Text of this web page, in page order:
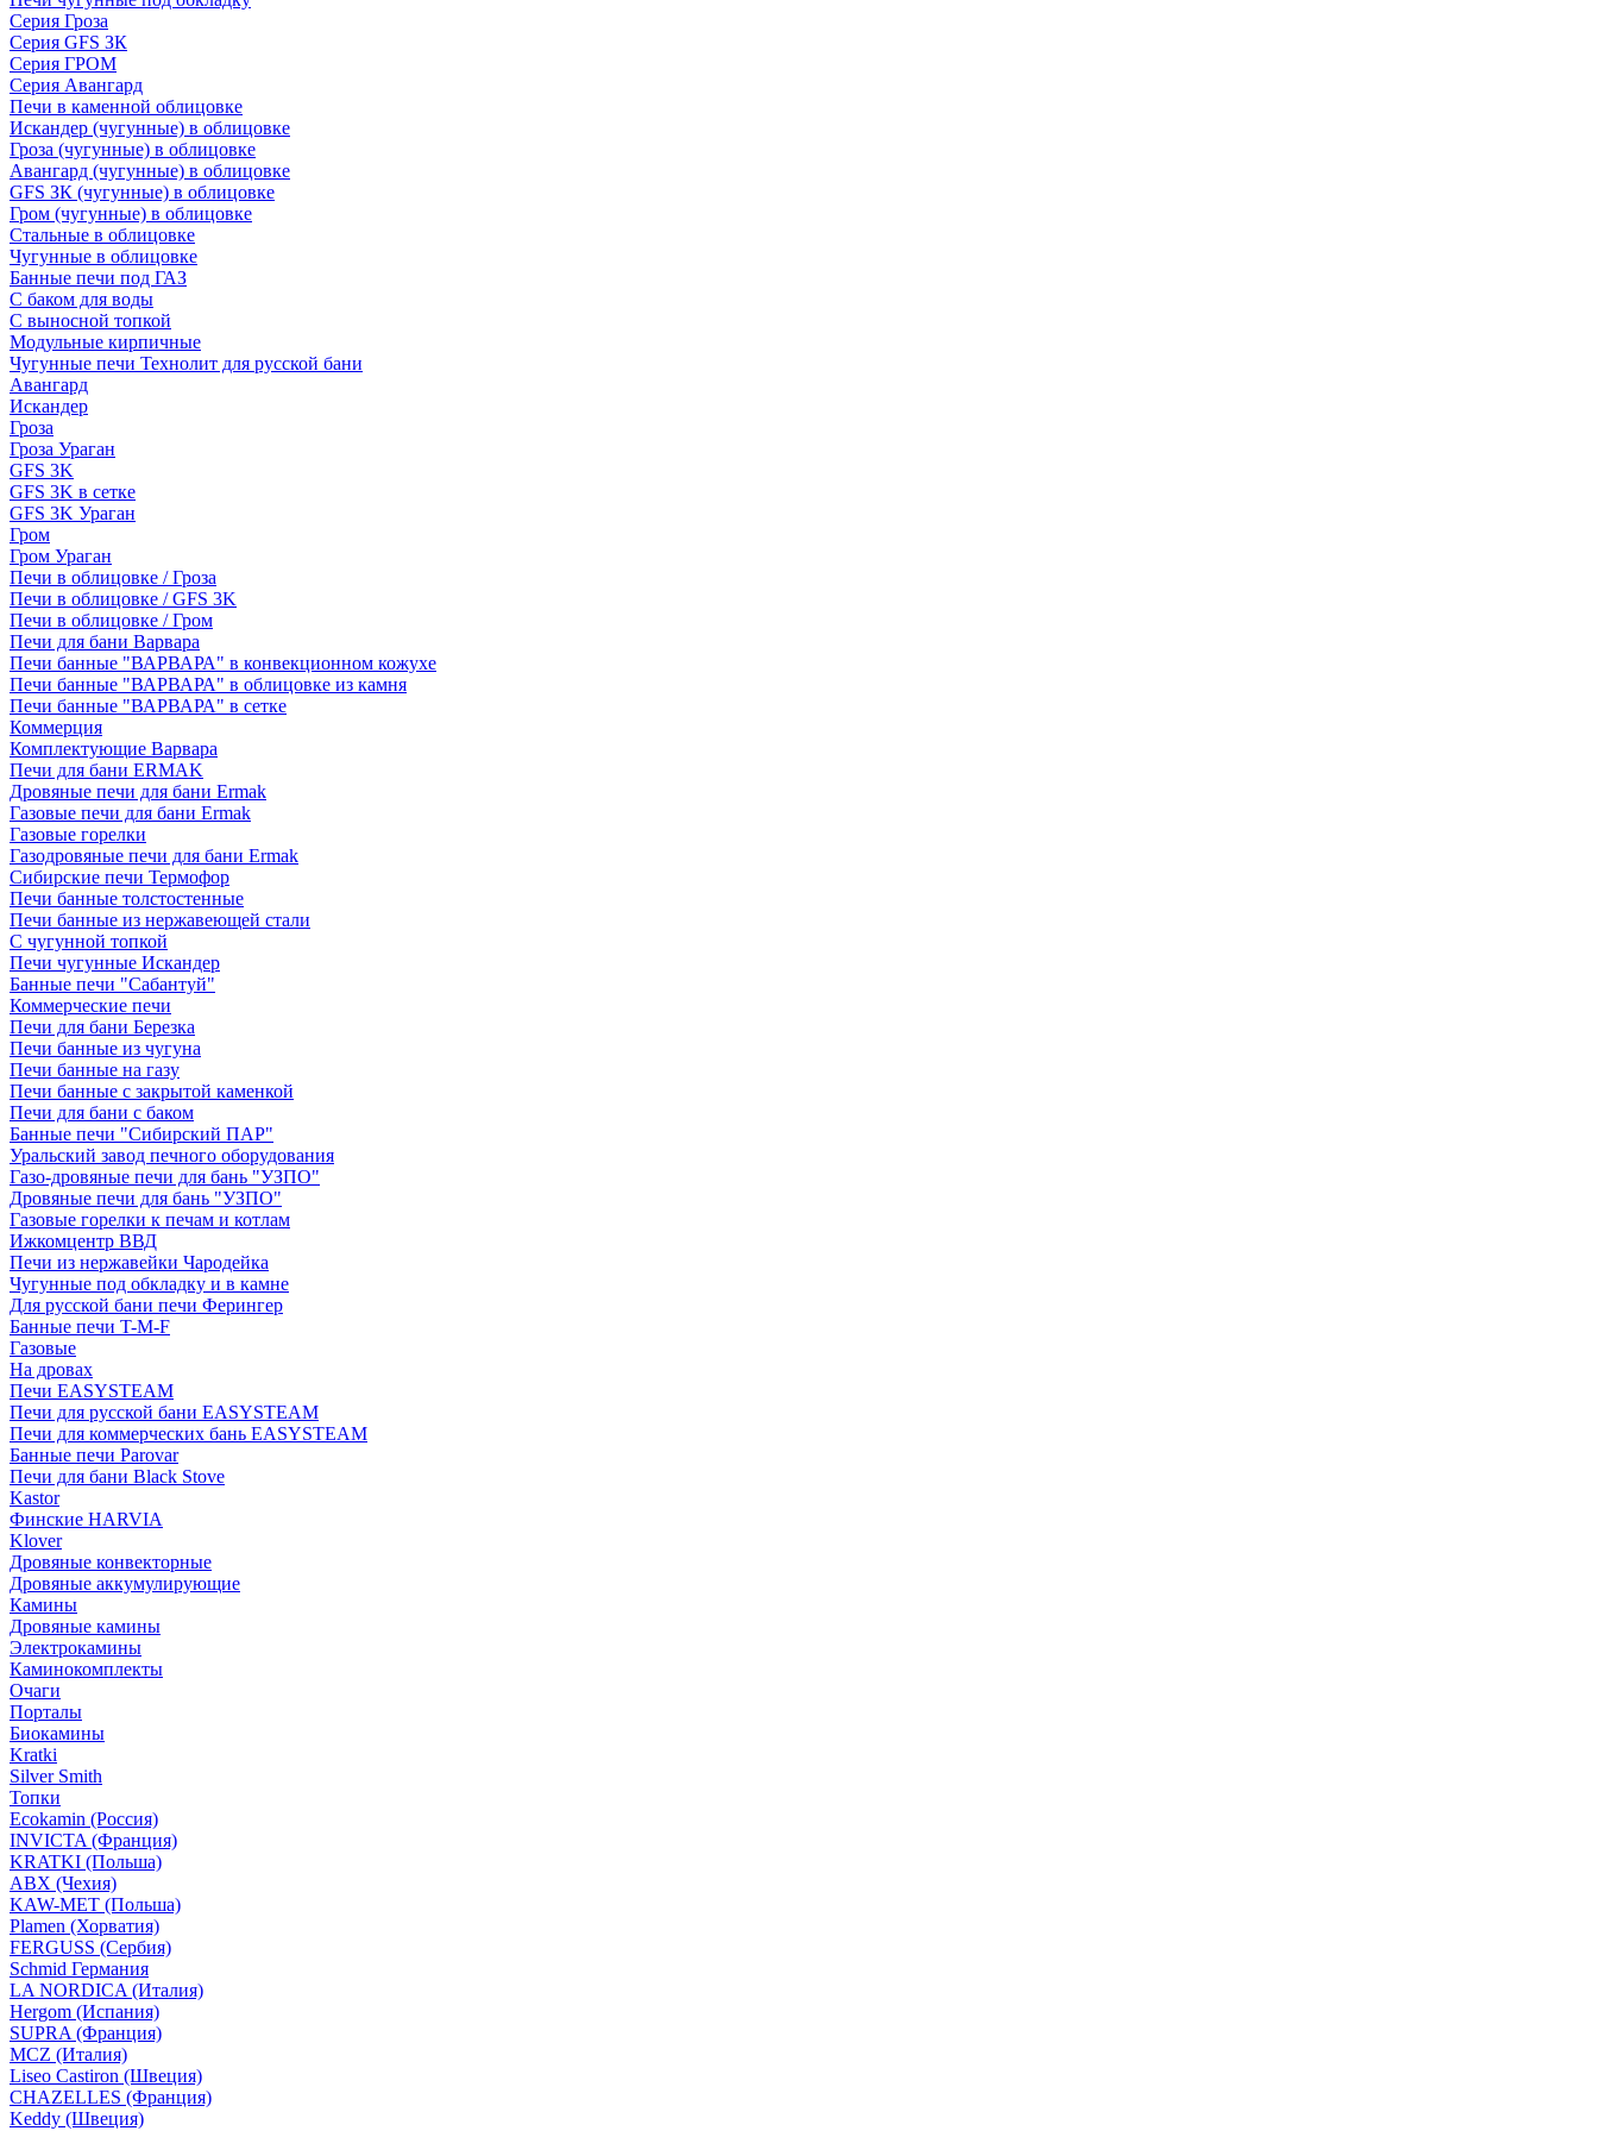
Серия Гроза
Серия GFS ЗК
Серия ГРОМ
Серия Авангард
Печи в каменной облицовке
Искандер (чугунные) в облицовке
Гроза (чугунные) в облицовке
Авангард (чугунные) в облицовке
GFS ЗК (чугунные) в облицовке
Гром (чугунные) в облицовке
Стальные в облицовке
Чугунные в облицовке
Банные печи под ГАЗ
С баком для воды
С выносной топкой
Модульные кирпичные
Чугунные печи Технолит для русской бани
Авангард
Искандер
Гроза
Гроза Ураган
GFS 3K
GFS 3K в сетке
GFS 3K Ураган
Гром
Гром Ураган
Печи в облицовке / Гроза
Печи в облицовке / GFS 3K
Печи в облицовке / Гром
Печи для бани Варвара
Печи банные "ВАРВАРА" в конвекционном кожухе
Печи банные "ВАРВАРА" в облицовке из камня
Печи банные "ВАРВАРА" в сетке
Коммерция
Комплектующие Варвара
Печи для бани ERMAK
Дровяные печи для бани Ermak
Газовые печи для бани Ermak
Газовые горелки
Газодровяные печи для бани Ermak
Сибирские печи Термофор
Печи банные толстостенные
Печи банные из нержавеющей стали
С чугунной топкой
Печи чугунные Искандер
Банные печи "Сабантуй"
Коммерческие печи
Печи для бани Березка
Печи банные из чугуна
Печи банные на газу
Печи банные с закрытой каменкой
Печи для бани с баком
Банные печи "Сибирский ПАР"
Уральский завод печного оборудования
Газо-дровяные печи для бань "УЗПО"
Дровяные печи для бань "УЗПО"
Газовые горелки к печам и котлам
Ижкомцентр ВВД
Печи из нержавейки Чародейка
Чугунные под обкладку и в камне
Для русской бани печи Ферингер
Банные печи T-M-F
Газовые
На дровах
Печи EASYSTEAM
Печи для русской бани EASYSTEAM
Печи для коммерческих бань EASYSTEAM
Банные печи Parovar
Печи для бани Black Stove
Kastor
Финские HARVIA
Klover
Дровяные конвекторные
Дровяные аккумулирующие
Камины
Дровяные камины
Электрокамины
Каминокомплекты
Очаги
Порталы
Биокамины
Kratki
Silver Smith
Топки
Ecokamin (Россия)
INVICTA (Франция)
KRATKI (Польша)
ABX (Чехия)
KAW-MET (Польша)
Plamen (Хорватия)
FERGUSS (Сербия)
Schmid Германия
LA NORDICA (Италия)
Hergom (Испания)
SUPRA (Франция)
MCZ (Италия)
Liseo Castiron (Швеция)
CHAZELLES (Франция)
Keddy (Швеция)